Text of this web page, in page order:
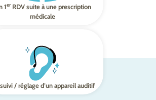
1erRDV suite à une prescription
médicale
/ réglage d’un appareil auditif